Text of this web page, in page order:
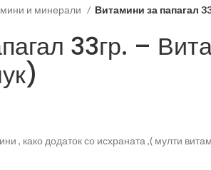
и минерали Витамини за папагал
33гр. –
, како додаток со исхраната ,( мулти